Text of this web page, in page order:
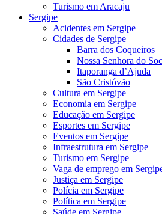
Turismo em Aracaju
Sergipe
Acidentes em Sergipe
Cidades de Sergipe
Barra dos Coqueiros
Nossa Senhora do
Itaporanga d’Ajuda
São Cristóvão
Cultura em Sergipe
Economia em Sergipe
Educação em Sergipe
Esportes em Sergipe
Eventos em Sergipe
Infraestrutura em Sergipe
Turismo em Sergipe
Vaga de emprego em
Justiça em Sergipe
Polícia em Sergipe
Política em Sergipe
Saúde em Sergipe